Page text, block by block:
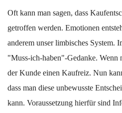
Oft kann man sagen, dass
getroffen werden. Emotionen
anderem unser limbisches System.
"Muss-ich-haben"-Gedanke. Wenn
der Kunde einen Kaufreiz. Nun
dass man diese unbewusste
kann. Voraussetzung hierfür sind